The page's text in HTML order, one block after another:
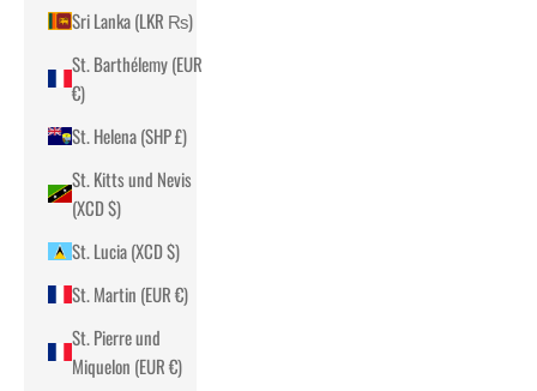
Sri Lanka (LKR ₨)
St. Barthélemy (EUR
€)
St. Helena (SHP £)
St. Kitts und Nevis
(XCD $)
St. Lucia (XCD $)
St. Martin (EUR €)
St. Pierre und
Miquelon (EUR €)